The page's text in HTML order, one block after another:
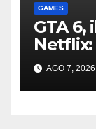
GAMES
GTA 6,
Netflix:
laAGO 7, 2026